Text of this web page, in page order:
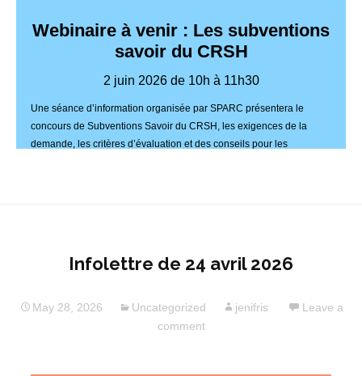
Infolettre de 24 avril 2026
May 28, 2026 Uncategorized jenifris
Leave a
comment